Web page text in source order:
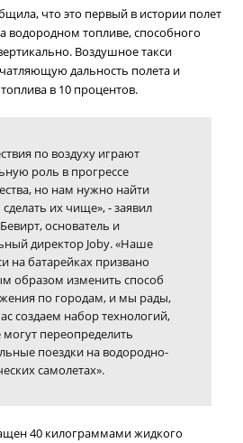
что это первый в истории полет
водородном топливе, способного
Воздушное такси
дальность полета и
в 10 процентов.
по воздуху играют
роль в прогрессе
но нам нужно найти
их чище», - заявил
основатель и
директор Joby. «Наше
на батарейках призвано
образом изменить способ
по городам, и мы рады,
создаем набор технологий,
переопределить
поездки на водородно-
самолетах».
40 килограммами жидкого